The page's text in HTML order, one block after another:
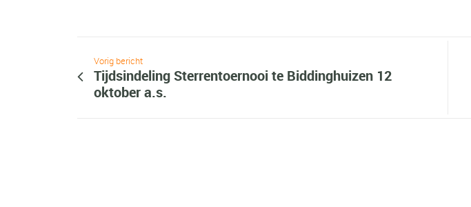
Vorig bericht
Tijdsindeling Sterrentoernooi te Biddinghuizen 12
oktober a.s.